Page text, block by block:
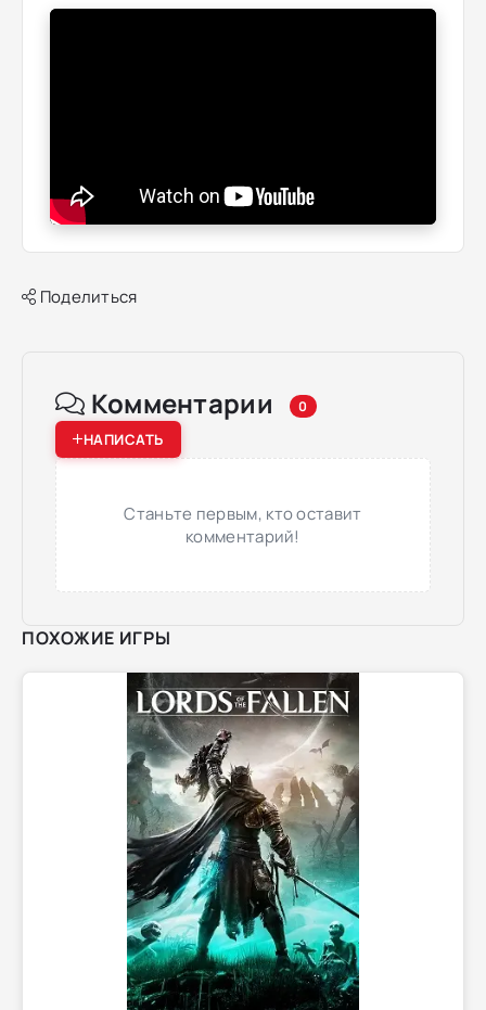
Поделиться
Комментарии 0
НАПИСАТЬ
Станьте первым, кто оставит
комментарий!
ПОХОЖИЕ ИГРЫ